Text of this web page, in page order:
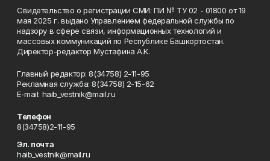
Свидетельство о регистрации СМИ: ПИ № ТУ 02 - 01800 от 19
мая 2025 г. выдано Управлением федеральной службы по
надзору в сфере связи, информационных технологий и
массовых коммуникаций по Республике Башкортостан.
Директор-редактор Мустафина А.К.
Главный редактор: 8(34758) 2-11-95
Рекламная служба: 8(34758) 2-15-62
Е-mаil: haib_vestnik@mail.ru
Телефон
8(34758)2-11-95
Эл. почта
haib_vestnik@mail.ru